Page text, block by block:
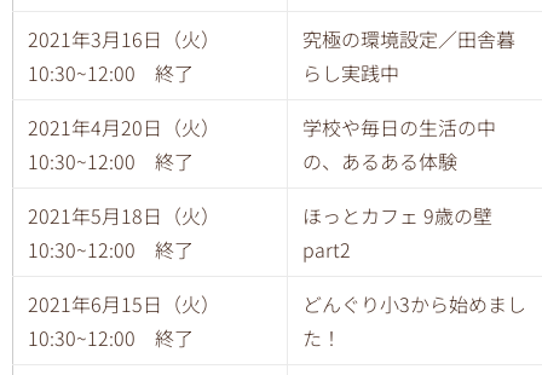
2021年3月16日（火）
10:30~12:00 終了
究極の環境設定／田舎暮
らし実践中
2021年4月20日（火）
10:30~12:00 終了
学校や毎日の生活の中
の、あるある体験
2021年5月18日（火）
10:30~12:00 終了
ほっとカフェ 9歳の壁
part2
2021年6月15日（火）
10:30~12:00 終了
どんぐり小3から始めまし
た！